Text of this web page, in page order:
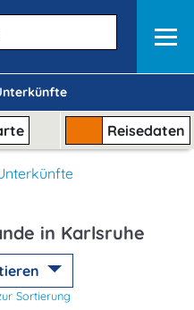
Reisedaten
in Karlsruhe
Sortierung